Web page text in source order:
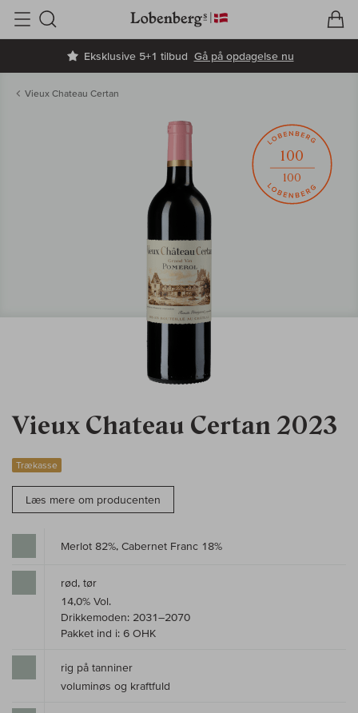
Eksklusive 5+1 tilbud Gå på opdagelse nu
Søg
Vieux Chateau Certan
Vieux Chateau Certan 2023
Trækasse
Læs mere om producenten
100
100
Merlot 82%, Cabernet Franc 18%
rød, tør
14,0% Vol.
Drikkemoden: 2031–2070
Pakket ind i: 6 OHK
rig på tanniner
voluminøs og kraftfuld